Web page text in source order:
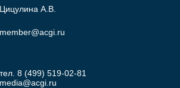
Цицулина А.В.
member@acgi.ru
тел. 8 (499) 519-02-81
media@acgi.ru